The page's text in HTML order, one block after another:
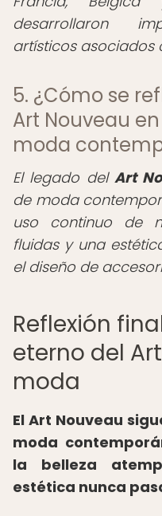
desarrollaron
artísticos asociados
5. ¿Cómo se
Art Nouveau
moda
El legado del Art
de moda
uso continuo de
fluidas y una
el diseño de
Reflexión
eterno del
moda
El Art Nouveau
moda
la belleza
estética nunca